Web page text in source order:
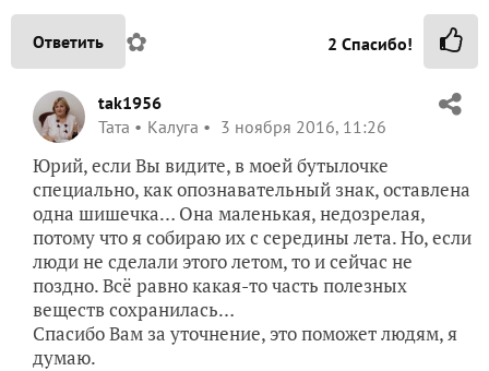
Ответить ✿ 2 Спасибо!
tak1956
Taта
Калуга 3 ноября 2016, 11:26
Юрий, если Вы видите, в моей бутылочке
специально, как опознавательный знак, оставлена
одна шишечка… Она маленькая, недозрелая,
потому что я собираю их с середины лета. Но, если
люди не сделали этого летом, то и сейчас не
поздно. Всё равно какая-то часть полезных
веществ сохранилась…
Спасибо Вам за уточнение, это поможет людям, я
думаю.